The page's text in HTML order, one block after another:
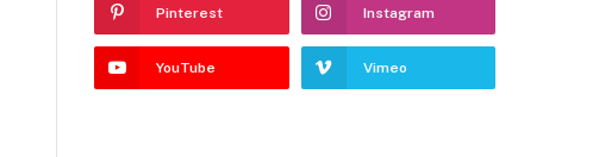
Pinterest Instagram
YouTube Vimeo